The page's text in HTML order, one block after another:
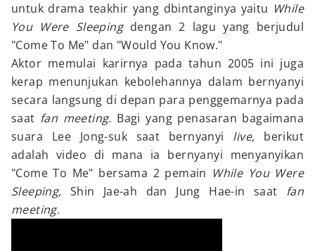
untuk drama teakhir yang dbintanginya yaitu While
You Were Sleeping dengan 2 lagu yang berjudul
"Come To Me" dan "Would You Know."
Aktor memulai karirnya pada tahun 2005 ini juga
kerap menunjukan kebolehannya dalam bernyanyi
secara langsung di depan para penggemarnya pada
saat fan meeting. Bagi yang penasaran bagaimana
suara Lee Jong-suk saat bernyanyi live, berikut
adalah video di mana ia bernyanyi menyanyikan
"Come To Me" bersama 2 pemain While You Were
Sleeping, Shin Jae-ah dan Jung Hae-in saat fan
meeting.